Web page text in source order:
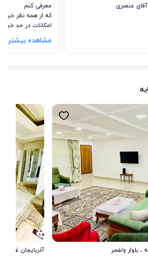
عنصری
متشکرم.
مشاهده بیشتر
، بلوار ولفجر آذربایجان غربی